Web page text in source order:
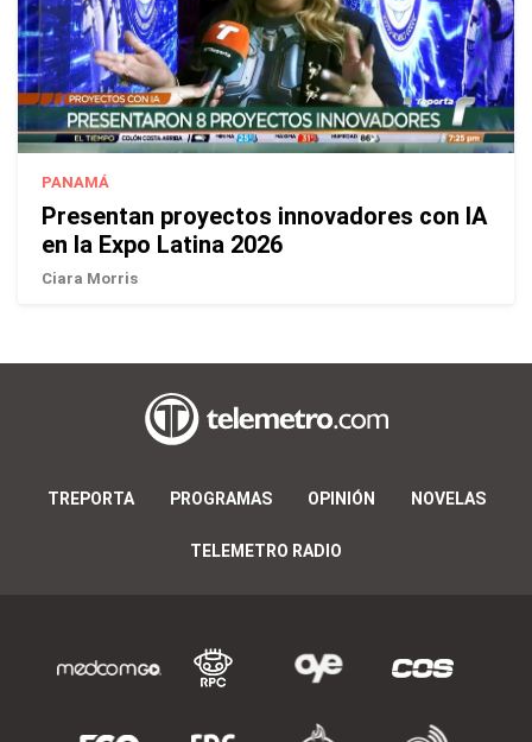
PANAMÁ
Presentan proyectos innovadores con IA
en la Expo Latina 2026
Ciara Morris
TREPORTA PROGRAMAS OPINIÓN NOVELAS
TELEMETRO RADIO